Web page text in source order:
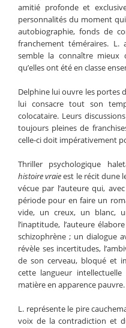
amitié profonde et
personnalités du moment
autobiographie, fonds de
franchement téméraires.
semble la connaître mieux
qu’elles ont été en classe
Delphine lui ouvre les portes
lui consacre tout son
colocataire. Leurs
toujours pleines de
celle-ci doit impérativement
Thriller psychologique
histoire vraieest le récit dune
vécue par l’auteure qui,
période pour en faire un
vide, un creux, un blanc,
l’inaptitude, l’auteure
schizophrène ; un dialogue
révèle ses incertitudes,
de son cerveau, bloqué et
cette langueur
matière en apparence
L. représente le pire
voix de la contradiction et